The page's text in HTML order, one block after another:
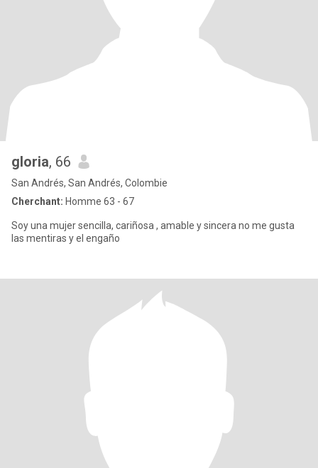
gloria, 66
San Andrés, San Andrés, Colombie
Cherchant: Homme 63 - 67
Soy una mujer sencilla, cariñosa , amable y sincera no me gusta
las mentiras y el engaño